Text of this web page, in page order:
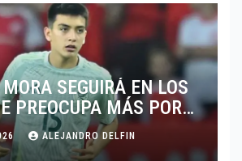
SEGUIRÁ EN LOS
PREOCUPA MÁS POR
EQUIPO.
ALEJANDRO DELFIN